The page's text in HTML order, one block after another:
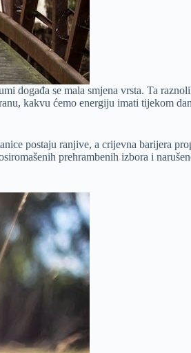
događa se mala smjena vrsta. Ta
kakvu ćemo energiju imati tijekom
postaju ranjive, a crijevna barijera
prehrambenih izbora i